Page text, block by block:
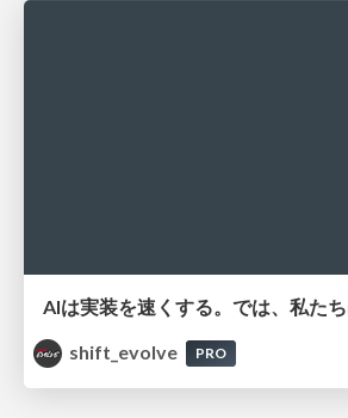
shift_evolve
PRO